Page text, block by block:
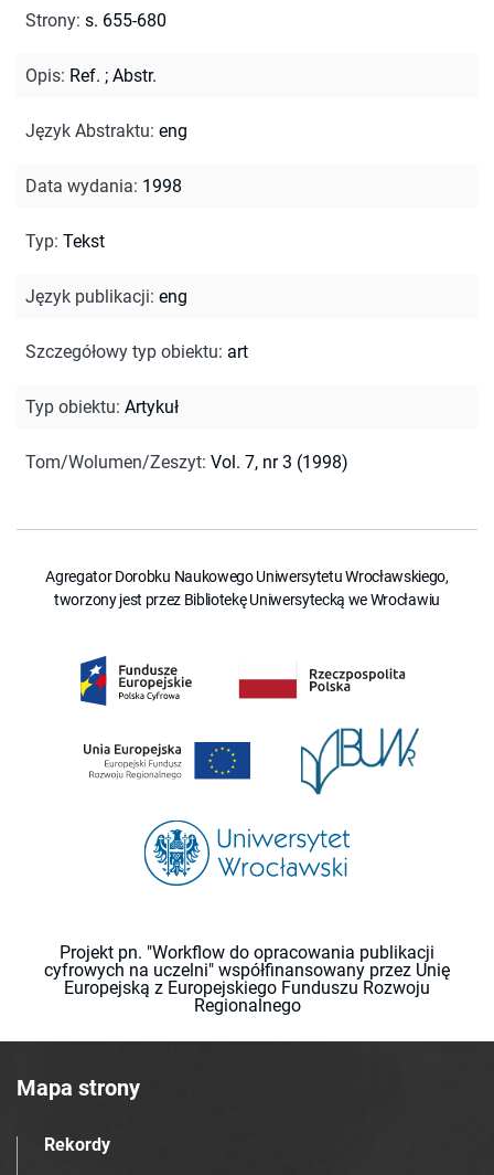
Strony: s. 655-680
Opis: Ref. ; Abstr.
Język Abstraktu: eng
Data wydania: 1998
Typ: Tekst
Język publikacji: eng
Szczegółowy typ obiektu: art
Typ obiektu: Artykuł
Tom/Wolumen/Zeszyt: Vol. 7, nr 3 (1998)
Agregator Dorobku Naukowego Uniwersytetu Wrocławskiego,
tworzony jest przez Bibliotekę Uniwersytecką we Wrocławiu
Projekt pn. "Workflow do opracowania publikacji
cyfrowych na uczelni" współfinansowany przez Unię
Europejską z Europejskiego Funduszu Rozwoju
Regionalnego
Mapa strony
Rekordy